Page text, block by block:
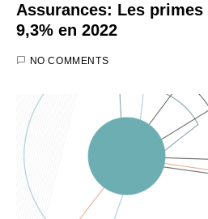
Assurances: Les
9,3% en 2022
NO COMMENTS